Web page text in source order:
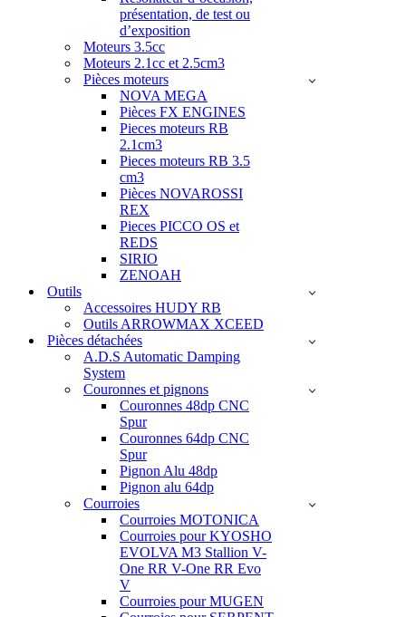
présentation, de test ou
d’exposition
Moteurs 3.5cc
Moteurs 2.1cc et 2.5cm3
Pièces moteurs
NOVA MEGA
Pièces FX ENGINES
Pieces moteurs RB
2.1cm3
Pieces moteurs RB 3.5
cm3
Pièces NOVAROSSI
REX
Pieces PICCO OS et
REDS
SIRIO
ZENOAH
Outils
Accessoires HUDY RB
Outils ARROWMAX XCEED
Pièces détachées
A.D.S Automatic Damping
System
Couronnes et pignons
Couronnes 48dp CNC
Spur
Couronnes 64dp CNC
Spur
Pignon Alu 48dp
Pignon alu 64dp
Courroies
Courroies MOTONICA
Courroies pour KYOSHO
EVOLVA M3 Stallion V-
One RR V-One RR Evo
V
Courroies pour MUGEN